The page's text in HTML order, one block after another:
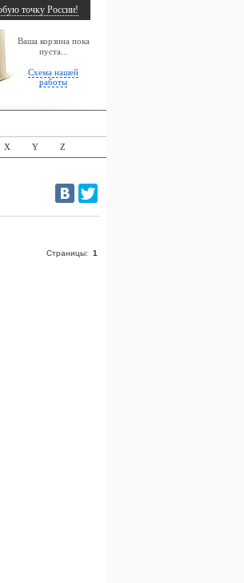
Ваша корзина пока
пуста...
Схема нашей
работы
точку России!
X Y Z
Страницы: 1